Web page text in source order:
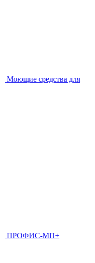
Моющие средства для
ПРОФИС-МП+